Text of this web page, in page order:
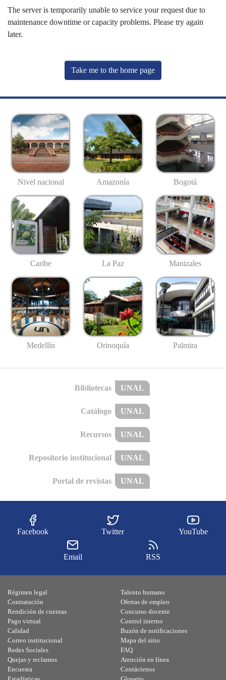
The server is temporarily unable to service your request due to
maintenance downtime or capacity problems. Please try again
later.
Take me to the home page
Nivel nacional Amazonía Bogotá
Caribe La Paz Manizales
Medellín Orinoquía Palmira
Bibliotecas UNAL
Catálogo UNAL
Recursos UNAL
Repositorio institucional UNAL
Portal de revistas UNAL
Facebook Twitter YouTube
Email RSS
Régimen legal
Contratación
Rendición de cuentas
Pago virtual
Calidad
Talento humano
Ofertas de empleo
Concurso docente
Control interno
Buzón de notificaciones
Correo institucional
Redes Sociales
Quejas y reclamos
Encuesta
Mapa del sitio
FAQ
Atención en línea
Contáctenos